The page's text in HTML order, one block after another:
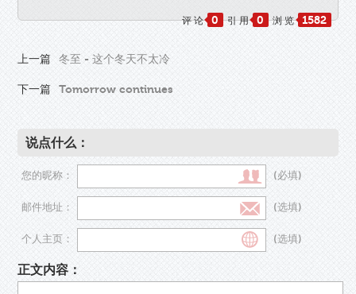
评 论 0 引 用 0 浏 览 1582
上一篇 冬至 - 这个冬天不太冷
下一篇 Tomorrow continues
说点什么：
您的昵称： (必填)
邮件地址： (选填)
个人主页： (选填)
正文内容：